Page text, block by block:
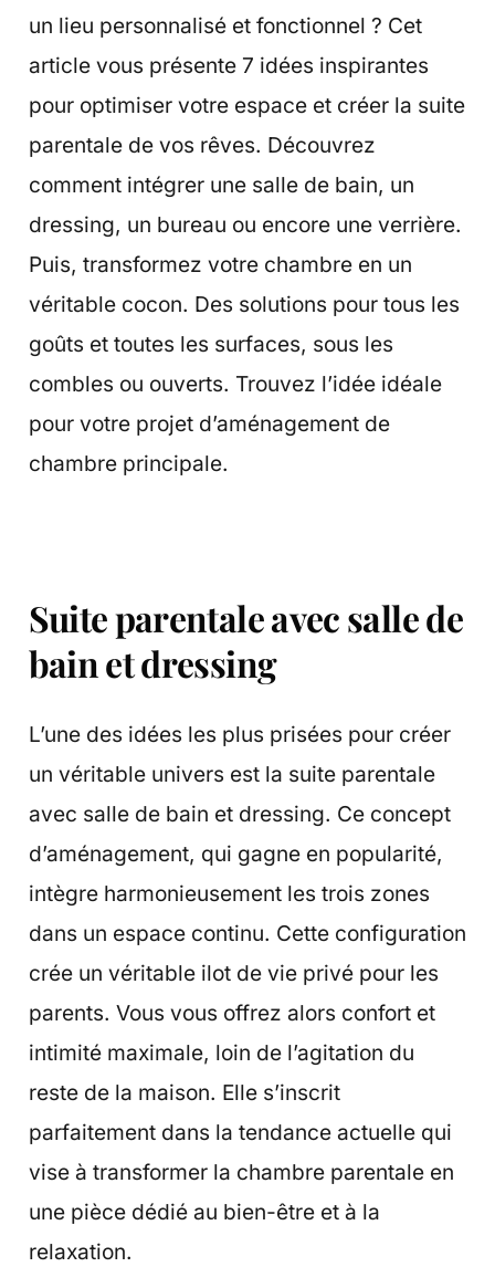
un lieu personnalisé et fonctionnel ? Cet
article vous présente 7 idées inspirantes
pour optimiser votre espace et créer la suite
parentale de vos rêves. Découvrez
comment intégrer une salle de bain, un
dressing, un bureau ou encore une verrière.
Puis, transformez votre chambre en un
véritable cocon. Des solutions pour tous les
goûts et toutes les surfaces, sous les
combles ou ouverts. Trouvez l’idée idéale
pour votre projet d’aménagement de
chambre principale.
Suite parentale avec salle de
bain et dressing
L’une des idées les plus prisées pour créer
un véritable univers est la suite parentale
avec salle de bain et dressing. Ce concept
d’aménagement, qui gagne en popularité,
intègre harmonieusement les trois zones
dans un espace continu. Cette configuration
crée un véritable ilot de vie privé pour les
parents. Vous vous offrez alors confort et
intimité maximale, loin de l’agitation du
reste de la maison. Elle s’inscrit
parfaitement dans la tendance actuelle qui
vise à transformer la chambre parentale en
une pièce dédié au bien-être et à la
relaxation.